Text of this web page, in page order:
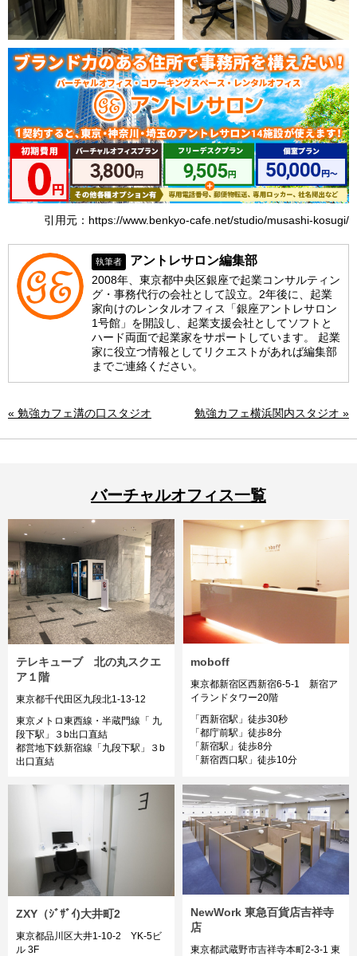
引用元：https://www.benkyo-cafe.net/studio/musashi-kosugi/
執筆者 アントレサロン編集部
2008年、東京都中央区銀座で起業コンサルティン
グ・事務代行の会社として設立。2年後に、起業
家向けのレンタルオフィス「銀座アントレサロン
1号館」を開設し、起業支援会社としてソフトと
ハード両面で起業家をサポートしています。 起業
家に役立つ情報としてリクエストがあれば編集部
までご連絡ください。
« 勉強カフェ溝の口スタジオ 勉強カフェ横浜関内スタジオ »
バーチャルオフィス一覧
テレキューブ 北の丸スクエ
ア１階
東京都千代田区九段北1-13-12
東京メトロ東西線・半蔵門線「 九
段下駅」３b出口直結
都営地下鉄新宿線「九段下駅」３b
出口直結
moboff
東京都新宿区西新宿6-5-1 新宿ア
イランドタワー20階
「西新宿駅」徒歩30秒
「都庁前駅」徒歩8分
「新宿駅」徒歩8分
「新宿西口駅」徒歩10分
ZXY（ｼﾞｻﾞｲ)大井町2
東京都品川区大井1-10-2 YK-5ビ
ル 3F
NewWork 東急百貨店吉祥寺
店
東京都武蔵野市吉祥寺本町2-3-1 東